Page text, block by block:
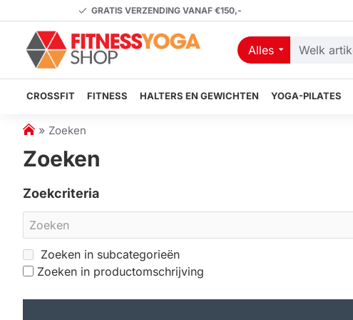
GRATIS VERZENDING VANAF €150,-
Alles
Welk
zoekt
CROSSFIT FITNESS HALTERS EN GEWICHTEN YOGA-PILATES
h
m
Zoeken
Zoeken
Zoekcriteria
Zoeken in subcategorieën
Zoeken in productomschrijving